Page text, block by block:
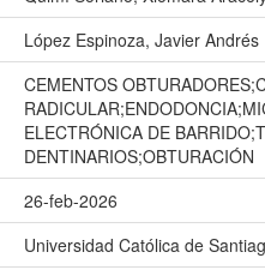
López Espinoza, Javier Andrés
CEMENTOS
ELECTRÓNICA DE
DENTINARIOS;OBTURACIÓN
26-feb-2026
Universidad Católica de